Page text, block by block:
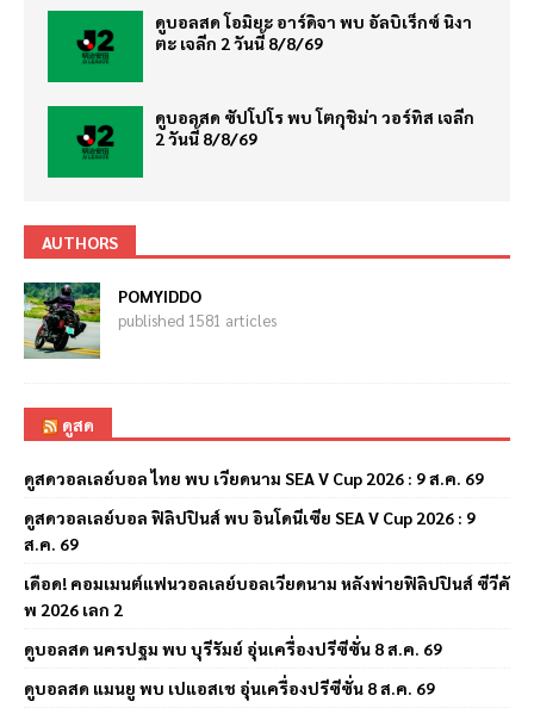
ดูบอลสด โอมิยะ อาร์ดิจา พบ อัลบิเร็กซ์ นิงา
ตะ เจลีก 2 วันนี้ 8/8/69
ดูบอลสด ซัปโปโร พบ โตกุชิม่า วอร์ทิส เจลีก
2 วันนี้ 8/8/69
AUTHORS
POMYIDDO
published 1581 articles
ดูสด
ดูสดวอลเลย์บอล ไทย พบ เวียดนาม SEA V Cup 2026 : 9 ส.ค. 69
ดูสดวอลเลย์บอล ฟิลิปปินส์ พบ อินโดนีเซีย SEA V Cup 2026 : 9
ส.ค. 69
เดือด! คอมเมนต์แฟนวอลเลย์บอลเวียดนาม หลังพ่ายฟิลิปปินส์ ซีวีคั
พ 2026 เลก 2
ดูบอลสด นครปฐม พบ บุรีรัมย์ อุ่นเครื่องปรีซีซั่น 8 ส.ค. 69
ดูบอลสด แมนยู พบ เปแอสเช อุ่นเครื่องปรีซีซั่น 8 ส.ค. 69